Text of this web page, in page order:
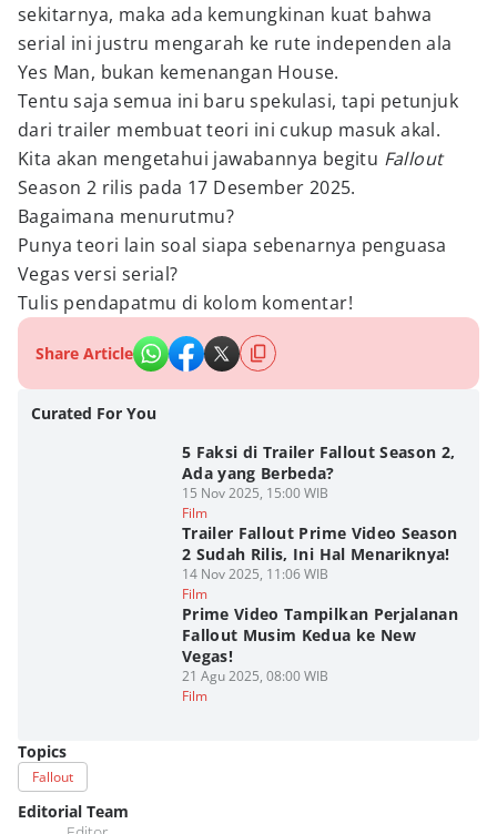
sekitarnya, maka ada kemungkinan kuat bahwa
serial ini justru mengarah ke rute independen ala
Yes Man, bukan kemenangan House.
Tentu saja semua ini baru spekulasi, tapi petunjuk
dari trailer membuat teori ini cukup masuk akal.
Kita akan mengetahui jawabannya begitu Fallout
Season 2 rilis pada 17 Desember 2025.
Bagaimana menurutmu?
Punya teori lain soal siapa sebenarnya penguasa
Vegas versi serial?
Tulis pendapatmu di kolom komentar!
Share Article
Curated For You
5 Faksi di Trailer Fallout Season 2,
Ada yang Berbeda?
15 Nov 2025, 15:00 WIB
Film
Trailer Fallout Prime Video Season
2 Sudah Rilis, Ini Hal Menariknya!
14 Nov 2025, 11:06 WIB
Film
Prime Video Tampilkan Perjalanan
Fallout Musim Kedua ke New
Vegas!
21 Agu 2025, 08:00 WIB
Film
Topics
Fallout
Editorial Team